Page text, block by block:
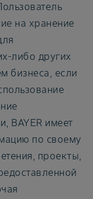
на хранение
либо других
бизнеса, если
BAYER имеет
по своему
проекты,